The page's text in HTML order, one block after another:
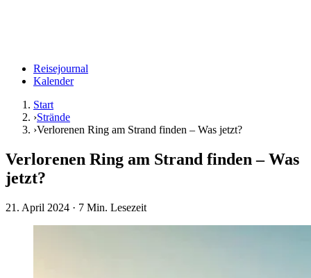
Reisejournal
Kalender
Start
›Strände
›Verlorenen Ring am Strand finden – Was jetzt?
Verlorenen Ring am Strand finden – Was
jetzt?
21. April 2024 · 7 Min. Lesezeit